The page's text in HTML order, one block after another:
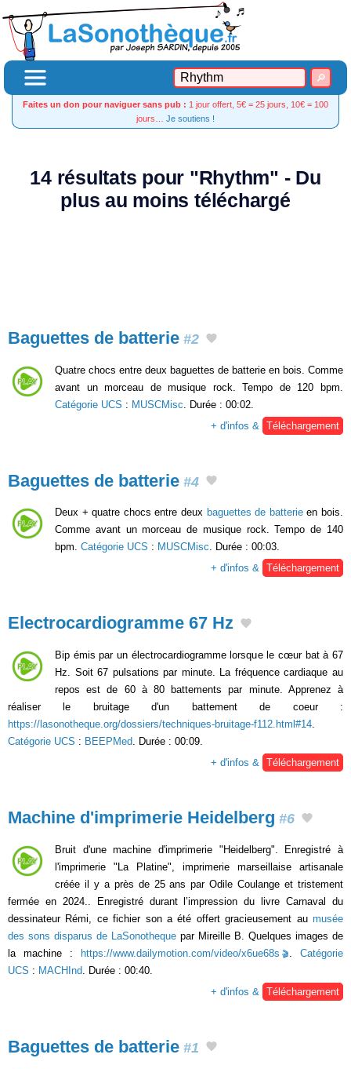
Faites un don pour naviguer sans pub : 1 jour offert, 5€ = 25 jours, 10€ = 100
jours… Je soutiens !
14 résultats pour "Rhythm" - Du
plus au moins téléchargé
Baguettes de batterie #2
Quatre chocs entre deux baguettes de batterie en bois. Comme
avant un morceau de musique rock. Tempo de 120 bpm.
Catégorie UCS : MUSCMisc . Durée : 00:02.
+ d'infos &
Téléchargement
Baguettes de batterie #4
Deux + quatre chocs entre deux baguettes de batterieen bois.
Comme avant un morceau de musique rock. Tempo de 140
bpm. Catégorie UCS : MUSCMisc. Durée : 00:03.
+ d'infos & Téléchargement
Electrocardiogramme 67 Hz
Bip émis par un électrocardiogramme lorsque le cœur bat à 67
Hz. Soit 67 pulsations par minute. La fréquence cardiaque au
repos est de 60 à 80 battements par minute. Apprenez à
réaliser le bruitage d'un battement de coeur :
https://lasonotheque.org/dossiers/techniques-bruitage-f112.html#14
Catégorie UCS : BEEPMed . Durée : 00:09.
+ d'infos &
Téléchargement
Machine d'imprimerie Heidelberg #6
Bruit d'une machine d'imprimerie "Heidelberg". Enregistré à
l'imprimerie "La Platine", imprimerie marseillaise artisanale
créée il y a près de 25 ans par Odile Coulange et tristement
fermée en 2024.. Enregistré durant l’impression du livre Carnaval du
dessinateur Rémi, ce fichier son a été offert gracieusement au musée
des sons disparus de LaSonotheque par Mireille B. Quelques images de
la machine : https://www.dailymotion.com/video/x6ue68s
Catégorie
UCS : MACHInd . Durée : 00:40.
+ d'infos &
Téléchargement
Baguettes de batterie #1